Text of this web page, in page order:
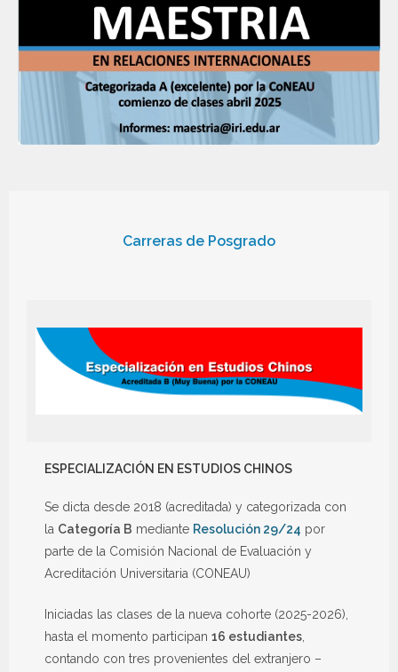
Carreras de Posgrado
ESPECIALIZACIÓN EN ESTUDIOS CHINOS
Se dicta desde 2018 (acreditada) y categorizada con
la Categoría B mediante Resolución 29/24 por
parte de la Comisión Nacional de Evaluación y
Acreditación Universitaria (CONEAU)
Iniciadas las clases de la nueva cohorte (2025-2026),
hasta el momento participan 16 estudiantes
contando con tres provenientes del extranjero –